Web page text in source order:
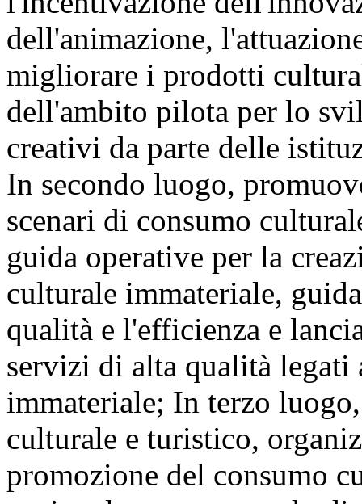
dell'animazione,
migliorare i prodotti
dell'ambito pilota per lo
creativi da parte delle
In secondo luogo,
scenari di consumo
guida operative per la
culturale immateriale,
qualità e l'efficienza e
servizi di alta qualità
immateriale; In terzo
culturale e turistico,
promozione del consumo